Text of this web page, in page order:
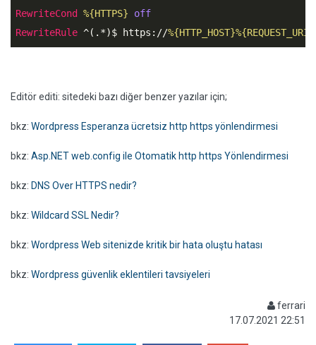
RewriteCond %{HTTPS}
off
RewriteRule ^(.*)$ https://%{HTTP_HOST}%{REQUEST_URI}
Editör editi: sitedeki bazı diğer benzer yazılar için;
bkz: Wordpress Esperanza ücretsiz http https yönlendirmesi
bkz: Asp.NET web.config ile Otomatik http https Yönlendirmesi
bkz: DNS Over HTTPS nedir?
bkz: Wildcard SSL Nedir?
bkz: Wordpress Web sitenizde kritik bir hata oluştu hatası
bkz: Wordpress güvenlik eklentileri tavsiyeleri
ferrari
17.07.2021 22:51